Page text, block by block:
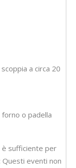
a circa 20
o padella
è sufficiente per
Questi eventi non